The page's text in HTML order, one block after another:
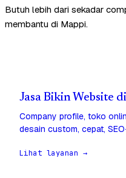
Butuh lebih dari sekadar
membantu di Mappi.
Jasa Bikin Website
Company profile, toko
desain custom, cepat,
Lihat layanan →